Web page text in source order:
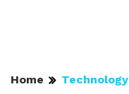
Home Technology